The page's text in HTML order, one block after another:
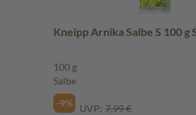
Kneipp Arnika Salbe S 100 g
100 g
Salbe
-9%
UVP: 7,99 €